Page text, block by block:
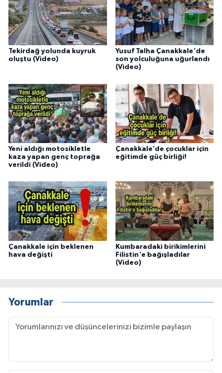
Tekirdağ yolunda kuyruk
oluştu (Video)
Yusuf Talha Çanakkale'de
son yolculuğuna uğurlandı
(Video)
Yeni aldığı motosikletle
kaza yapan genç toprağa
verildi (Video)
Çanakkale’de çocuklar için
eğitimde güç birliği!
Çanakkale için beklenen
hava değişti
Kumbaradaki birikimlerini
Filistin'e bağışladılar
(Video)
Yorumlar